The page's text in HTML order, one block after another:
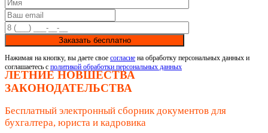
Заказать бесплатно
Нажимая на кнопку, вы даете свое согласие на обработку персональных данных и
соглашаетесь с политикой обработки персональных данных
ЛЕТНИЕ НОВШЕСТВА
ЗАКОНОДАТЕЛЬСТВА
Бесплатный электронный сборник документов для
бухгалтера, юриста и кадровика